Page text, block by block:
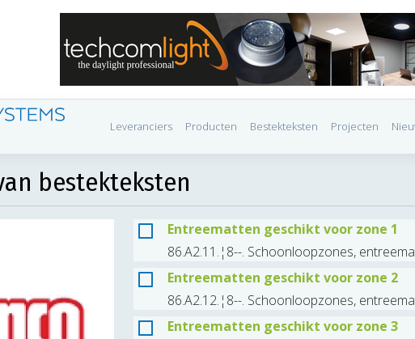
Leveranciers Producten Bestekteksten Projecten
bestekteksten
Entreematten geschikt voor zone 1
86.A2.11.¦8--. Schoonloopzones,
Entreematten geschikt voor zone 2
86.A2.12.¦8--. Schoonloopzones,
Entreematten geschikt voor zone 3